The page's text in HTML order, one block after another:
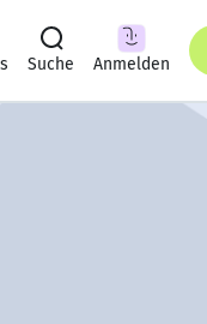
Suche Anmelden